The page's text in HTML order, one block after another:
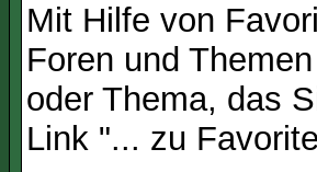
Mit Hilfe von
Foren und
oder Thema, das
Link "... zu